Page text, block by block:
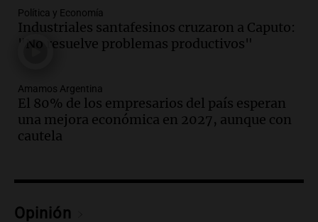
durante la primavera
Informados al regreso
Episodios
tras fuertes vientos
Panorama Federal
Episodios
economía mejorará el próximo año
Episodios
Política y Economía
Industriales santafesinos cruzaron a Caputo:
"No resuelve problemas productivos"
Amamos Argentina
El 80% de los empresarios del país esperan
una mejora económica en 2027, aunque con
cautela
Opinión